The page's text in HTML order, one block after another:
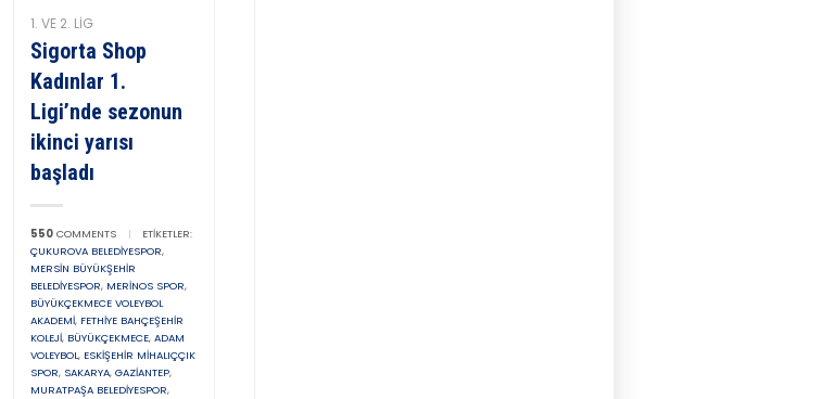
1. VE 2. LIG
Sigorta Shop
Kadınlar 1.
Ligi’nde sezonun
ikinci yarısı
başladı
550 COMMENTS |
ETIKETLER:
ÇUKUROVA BELEDIYESPOR,
MERSIN BÜYÜKŞEHIR
BELEDIYESPOR, MERINOS SPOR,
BÜYÜKÇEKMECE VOLEYBOL
AKADEMI, FETHIYE BAHÇEŞEHIR
KOLEJI, BÜYÜKÇEKMECE, ADAM
VOLEYBOL, ESKIŞEHIR MIHALIÇÇIK
SPOR, SAKARYA, GAZIANTEP,
MURATPAŞA BELEDIYESPOR,